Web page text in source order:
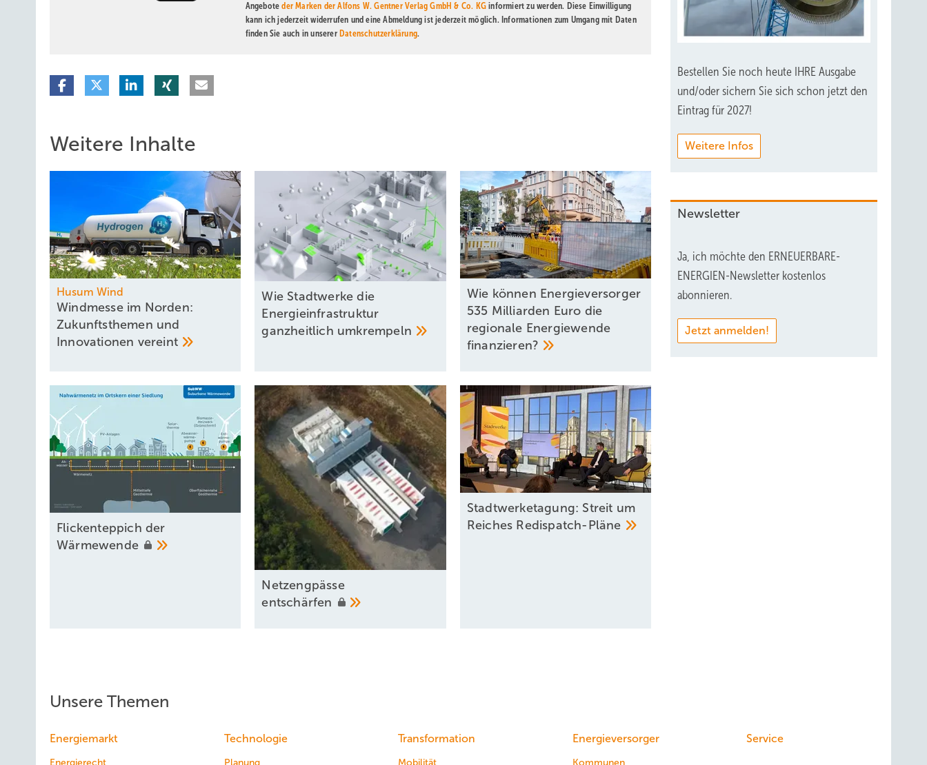
Angeboteder Marken der Alfons W. Gentner Verlag GmbH & Co. KG informiert zu werden. Diese Einwilligung
kann ich jederzeit widerrufen und eine Abmeldung ist jederzeit möglich. Informationen zum Umgang mit Daten
finden Sie auch in unserer Datenschutzerklärung.
Weitere Inhalte
Husum Wind
Windmesse im Norden:
Zukunftsthemen und
Innovationen vereint
Wie Stadtwerke die
Energieinfrastruktur
ganzheitlich umkrempeln
Wie können Energieversorger
535 Milliarden Euro die
regionale Energiewende
finanzieren?
Flickenteppich der
Wärmewende
Netzengpässe
entschärfen
Stadtwerketagung: Streit um
Reiches Redispatch-Pläne
Bestellen Sie noch heute IHRE Ausgabe
und/oder sichern Sie sich schon jetzt den
Eintrag für 2027!
Weitere Infos
Newsletter
Ja, ich möchte den ERNEUERBARE-
ENERGIEN-Newsletter kostenlos
abonnieren.
Jetzt anmelden!
Unsere Themen
Energiemarkt
Energierecht
Technologie
Planung
Transformation
Mobilität
Energieversorger
Kommunen
Service